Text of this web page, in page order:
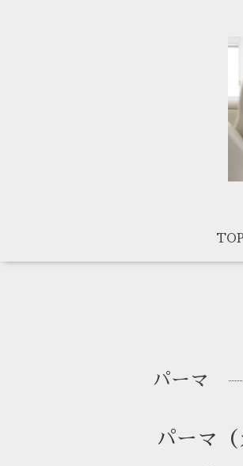
パーマ
パーマ（